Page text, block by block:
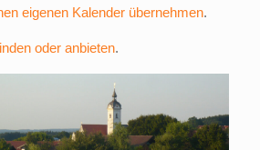
eigenen Kalender übernehmen.
oder anbieten.